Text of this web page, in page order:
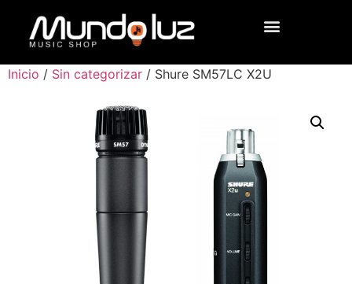
Inicio / Sin categorizar / Shure SM57LC X2U